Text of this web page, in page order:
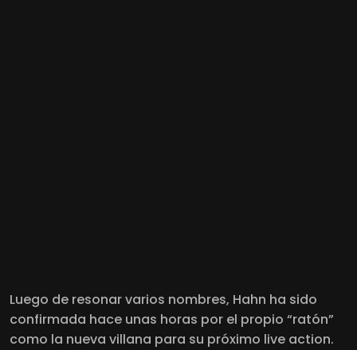
Luego de resonar varios nombres, Hahn ha sido
confirmada hace unas horas por el propio “ratón”
como la nueva villana para su próximo live action.